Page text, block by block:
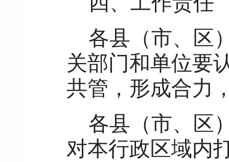
各县（市、区
关部门和单位要
共管，形成合力
各县（市、区
对本行政区域内